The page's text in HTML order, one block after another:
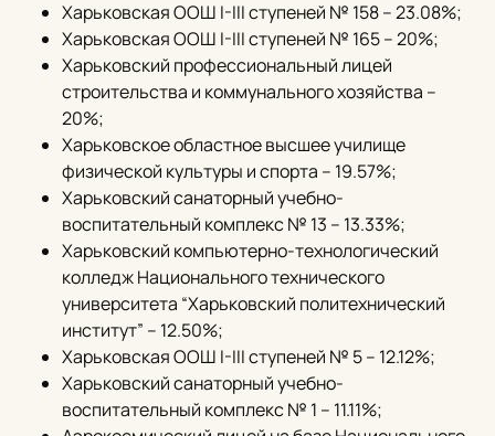
Харьковская ООШ I-III ступеней № 158 – 23.08%;
Харьковская ООШ I-III ступеней № 165 – 20%;
Харьковский профессиональный лицей
строительства и коммунального хозяйства –
20%;
Харьковское областное высшее училище
физической культуры и спорта – 19.57%;
Харьковский санаторный учебно-
воспитательный комплекс № 13 – 13.33%;
Харьковский компьютерно-технологический
колледж Национального технического
университета “Харьковский политехнический
институт” – 12.50%;
Харьковская ООШ I-III ступеней № 5 – 12.12%;
Харьковский санаторный учебно-
воспитательный комплекс № 1 – 11.11%;